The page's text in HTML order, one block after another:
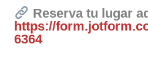
Reserva tu lugar
https://
6364